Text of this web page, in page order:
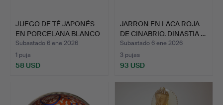
JUEGO DE TÉ JAPONÉS
EN PORCELANA BLANCO
Y …
Subastado 6 ene 2026
1 puja
58 USD
JARRON EN LACA ROJA
DE CINABRIO. DINASTIA …
Subastado 6 ene 2026
3 pujas
93 USD